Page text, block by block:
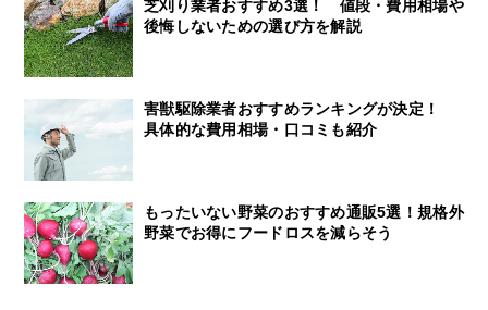
芝刈り業者おすすめ3選！ 値段・費用相場や
後悔しないための選び方を解説
害獣駆除業者おすすめランキングが決定！
具体的な費用相場・口コミも紹介
もったいない野菜のおすすめ通販5選！規格外
野菜でお得にフードロスを減らそう